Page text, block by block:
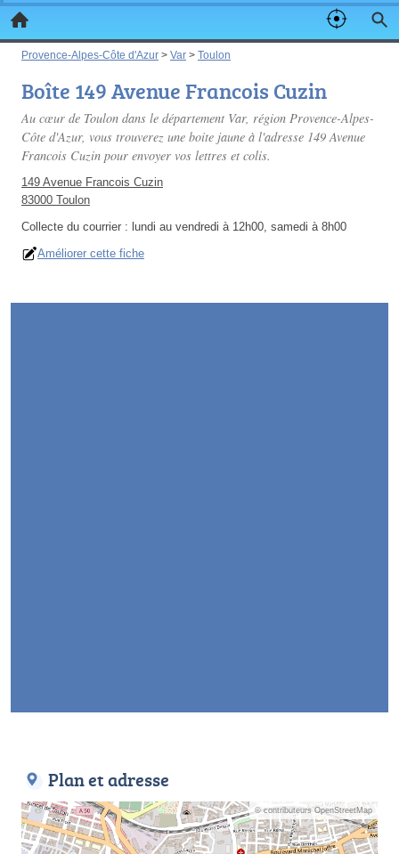
Provence-Alpes-Côte d'Azur > Var > Toulon
Boîte 149 Avenue Francois Cuzin
Au cœur de Toulon dans le département Var, région Provence-Alpes-
Côte d'Azur, vous trouverez une boite jaune à l'adresse 149 Avenue
Francois Cuzin pour envoyer vos lettres et colis.
149 Avenue Francois Cuzin
83000 Toulon
Collecte du courrier : lundi au vendredi à 12h00, samedi à 8h00
Améliorer cette fiche
Plan et adresse
© contributeurs OpenStreetMap